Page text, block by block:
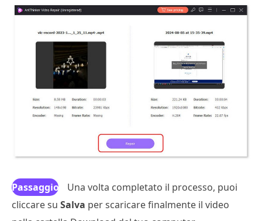
Passaggio
4
Una volta completato il processo, puoi
cliccare su Salva per scaricare finalmente il video